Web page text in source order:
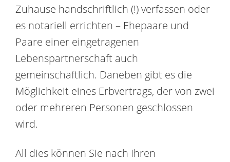
Zuhause handschriftlich (!) verfassen oder
es notariell errichten – Ehepaare und
Paare einer eingetragenen
Lebenspartnerschaft auch
gemeinschaftlich. Daneben gibt es die
Möglichkeit eines Erbvertrags, der von zwei
oder mehreren Personen geschlossen
wird.
All dies können Sie nach Ihren